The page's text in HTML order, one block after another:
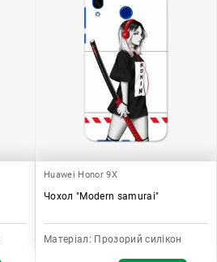
Huawei Honor 9X
Чохол "Modern samurai"
Матеріал: Прозорий силікон